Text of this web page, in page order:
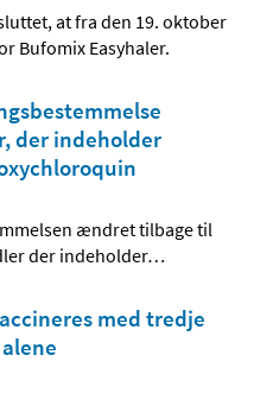
at fra den 19. oktober
Bufomix Easyhaler.
der indeholder
ændret tilbage til
der indeholder…
med tredje